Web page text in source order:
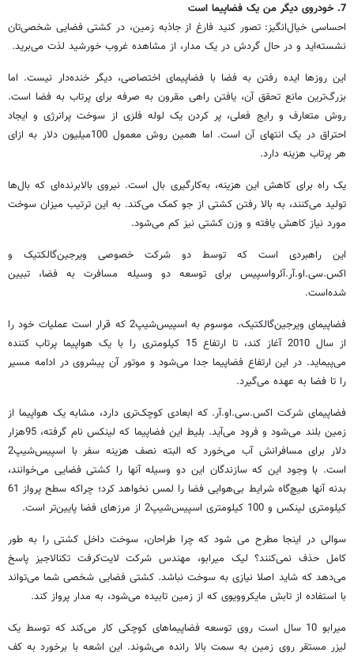
7. خودروی دیگر من یک فضاپیما است
احساسی خیال‌انگیز: تصور کنید فارغ از جاذبه زمین، در کشتی فضایی شخصی‌تان
نشسته‌اید و در حال گردش در یک مدار، از مشاهده غروب خورشید لذت می‌برید.
این روزها ایده رفتن به فضا با فضاپیمای اختصاصی، دیگر خنده‌دار نیست. اما
بزرگ‌ترین مانع تحقق آن، یافتن راهی مقرون به صرفه برای پرتاب به فضا است.
روش متعارف و رایج فعلی، پر کردن یک لوله فلزی از سوخت پرانرژی و ایجاد
احتراق در یک انتهای آن است. اما همین روش معمول 100‌میلیون دلار به ازای
هر پرتاب هزینه دارد.
یک راه برای کاهش این هزینه، به‌کارگیری بال است. نیروی بالابرنده‌ای که بال‌ها
تولید می‌کنند، به بالا رفتن کشتی از جو کمک می‌کند. به این ترتیب میزان سوخت
مورد نیاز کاهش یافته و وزن کشتی نیز کم می‌شود.
این راهبردی است که توسط دو شرکت خصوصی ویرجین‌گالکتیک و
اکس.سی.او.آر.آئرواسپیس برای توسعه دو وسیله مسافرت به فضا، تبیین
شده‌است.
فضاپیمای ویرجین‌گالکتیک، موسوم به اسپیس‌شیپ‌2 که قرار است عملیات خود را
از سال 2010 آغاز کند، تا ارتفاع 15 کیلومتری را با یک هواپیما پرتاب کننده
می‌پیماید. در این ارتفاع فضاپیما جدا می‌شود و موتور آن پیشروی در ادامه مسیر
را تا فضا به عهده می‌گیرد.
فضاپیمای شرکت اکس.سی.او.آر. که ابعادی کوچک‌تری دارد، مشابه یک هواپیما از
زمین بلند می‌شود و فرود می‌آید. بلیط این فضاپیما که لینکس نام گرفته، 95‌هزار
دلار برای مسافرانش آب می‌خورد که البته نصف هزینه سفر با اسپیس‌شیپ‌2
است. با وجود این که سازندگان این دو وسیله آنها را کشتی فضایی می‌خوانند،
بدنه آنها هیچ‌گاه شرایط بی‌هوایی فضا را لمس نخواهد کرد؛ چراکه سطح پرواز 61
کیلومتری لینکس و 100 کیلومتری اسپیس‌شیپ‌2 از مرزهای فضا پایین‌تر است.
سوالی در اینجا مطرح می شود که چرا طراحان، سوخت داخل کشتی را به طور
کامل حذف نمی‌کنند؟ لیک میرابو، مهندس شرکت لایت‌کرفت‌ تکنالاجیز پاسخ
می‌دهد که شاید اصلا نیازی به سوخت نباشد. کشتی فضایی شخصی شما می‌تواند
با استفاده از تابش مایکروویوی که از زمین تابیده می‌شود، به مدار پرواز کند.
میرابو 10 سال است روی توسعه فضاپیماهای کوچکی کار می‌کند که توسط یک
لیزر مستقر روی زمین به سمت بالا رانده می‌شوند. این اشعه با برخورد به کف